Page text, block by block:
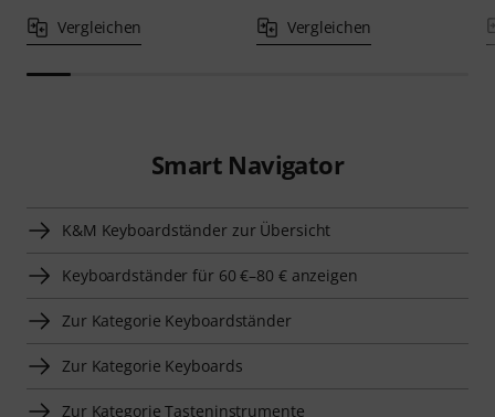
Vergleichen Vergleichen
Smart Navigator
K&M Keyboardständer zur Übersicht
Keyboardständer für 60 €–80 € anzeigen
Zur Kategorie Keyboardständer
Zur Kategorie Keyboards
Zur Kategorie Tasteninstrumente